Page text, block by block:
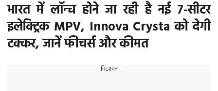
भारत में लॉन्च होने जा रही है नई 7-सीटर
इलेक्ट्रिक MPV, Innova Crysta को देगी
टक्कर, जानें फीचर्स और कीमत
विज्ञापन